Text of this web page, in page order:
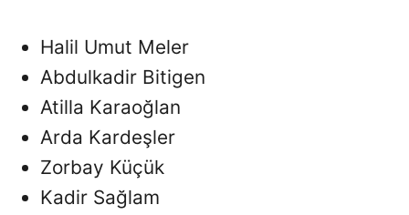
Halil Umut Meler
Abdulkadir Bitigen
Atilla Karaoğlan
Arda Kardeşler
Zorbay Küçük
Kadir Sağlam